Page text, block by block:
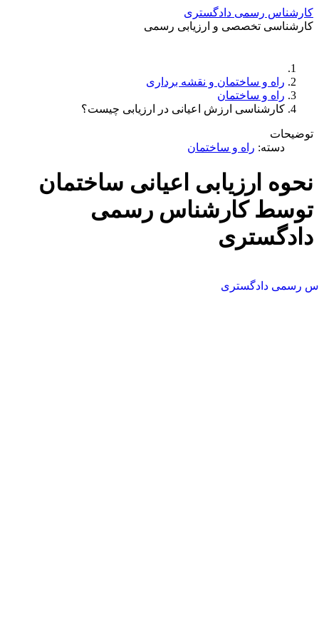
کارشناس رسمی دادگستری
کارشناسی تخصصی و ارزیابی رسمی
راه و ساختمان و نقشه برداری
راه و ساختمان
کارشناسی ارزش اعیانی در ارزیابی چیست؟
توضیحات
دسته: راه و ساختمان
نحوه ارزیابی اعیانی ساختمان
توسط کارشناس رسمی
دادگستری